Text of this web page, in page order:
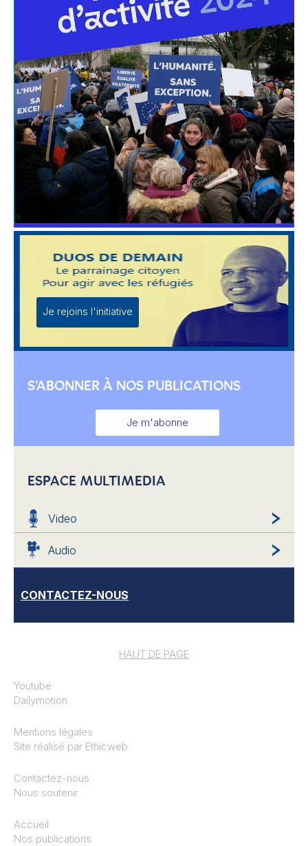
Je rejoins l'initiative
S'ABONNER À NOS PUBLICATIONS
Je m'abonne
ESPACE MULTIMEDIA
Video
Audio
CONTACTEZ-NOUS
HAUT DE PAGE
Youtube
Dailymotion
Mentions légales
Site réalisé par Ethicweb
Contactez-nous
Nous soutenir
Accueil
Nos publications